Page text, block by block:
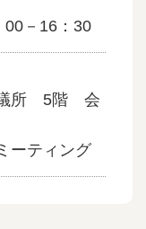
－16：30
所 5階 会
ティング